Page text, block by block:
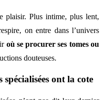
plaisir. Plus intime, plus lent,
on entre dans l’univers
où se procurer ses tomes ou
douteuses.
ont la cote